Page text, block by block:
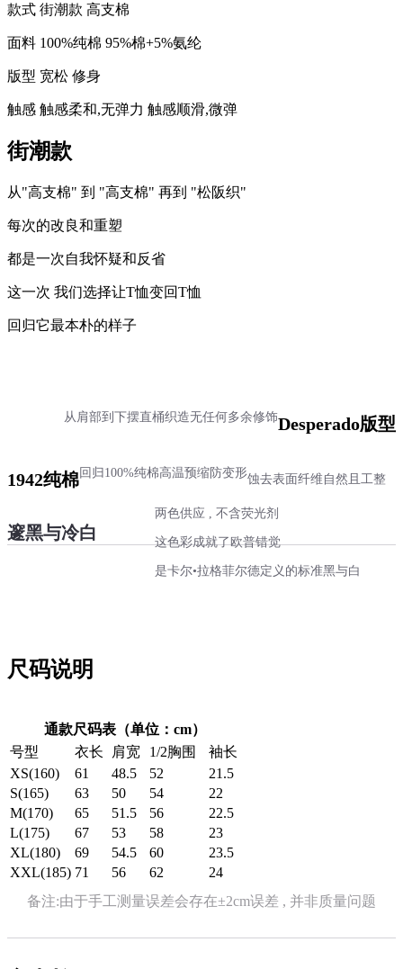
款式 街潮款 高支棉
面料 100%纯棉 95%棉+5%氨纶
版型 宽松 修身
触感 触感柔和,无弹力 触感顺滑,微弹
街潮款
从"高支棉" 到 "高支棉" 再到 "松阪织"
每次的改良和重塑
都是一次自我怀疑和反省
这一次 我们选择让T恤变回T恤
回归它最本朴的样子
Desperado版型
无任何多余修饰
从肩部到下摆直桶织造
1942纯棉回归100%纯棉高温预缩防变形蚀去表面纤维 自然且工整
邃黑与冷白
两色供应 , 不含荧光剂
这色彩成就了欧普错觉
是卡尔•拉格菲尔德定义的标准黑与白
尺码说明
通款尺码表（单位：cm）
号型
衣长 肩宽 1/2胸围
袖长
XS(160)
61 48.5 52
21.5
S(165)
63 50 54
22
M(170)
65 51.5 56
22.5
L(175)
67 53 58
23
XL(180)
69 54.5 60
23.5
XXL(185) 71 56 62
24
备注:由于手工测量误差会存在±2cm误差 , 并非质量问题